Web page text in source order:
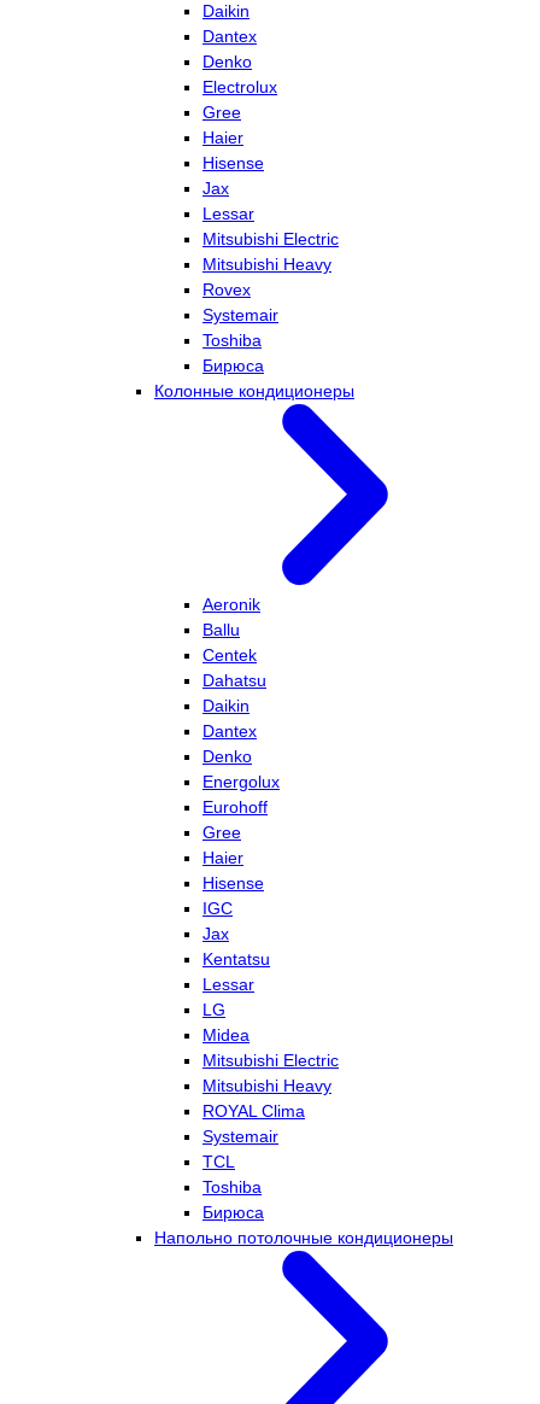
Daikin
Dantex
Denko
Electrolux
Gree
Haier
Hisense
Jax
Lessar
Mitsubishi Electric
Mitsubishi Heavy
Rovex
Systemair
Toshiba
Бирюса
Колонные кондиционеры
Aeronik
Ballu
Centek
Dahatsu
Daikin
Dantex
Denko
Energolux
Eurohoff
Gree
Haier
Hisense
IGC
Jax
Kentatsu
Lessar
LG
Midea
Mitsubishi Electric
Mitsubishi Heavy
ROYAL Clima
Systemair
TCL
Toshiba
Бирюса
Напольно потолочные кондиционеры